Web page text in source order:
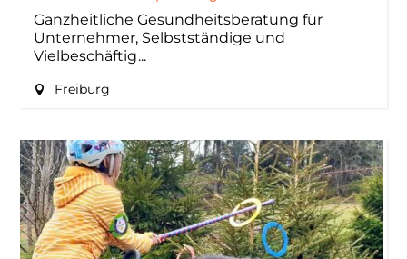
Ganzheitliche Gesundheitsberatung für
Unternehmer, Selbstständige und
Vielbeschäftig
Freiburg